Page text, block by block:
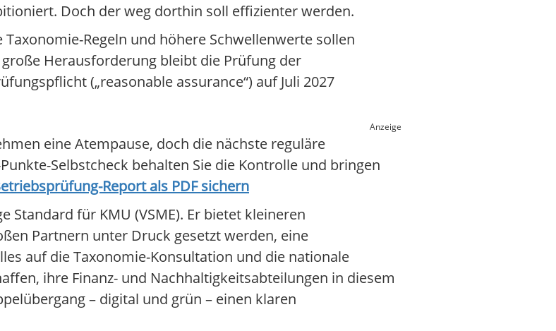
Doch der weg dorthin soll effizienter werden.
Regeln und höhere Schwellenwerte sollen
Herausforderung bleibt die Prüfung der
(„reasonable assurance“) auf Juli 2027
Anzeige
eine Atempause, doch die nächste reguläre
Selbstcheck behalten Sie die Kontrolle und bringen
Report als PDF sichern
Standard für KMU (VSME). Er bietet kleineren
Partnern unter Druck gesetzt werden, eine
auf die Taxonomie-Konsultation und die nationale
ihre Finanz- und Nachhaltigkeitsabteilungen in diesem
– digital und grün – einen klaren